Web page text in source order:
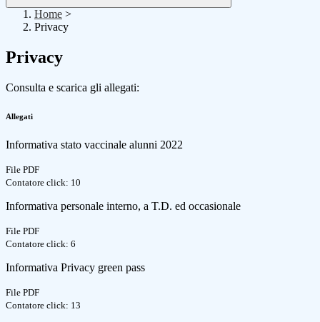
Home >
Privacy
Privacy
Consulta e scarica gli allegati:
Allegati
Informativa stato vaccinale alunni 2022
File PDF
Contatore click: 10
Informativa personale interno, a T.D. ed occasionale
File PDF
Contatore click: 6
Informativa Privacy green pass
File PDF
Contatore click: 13